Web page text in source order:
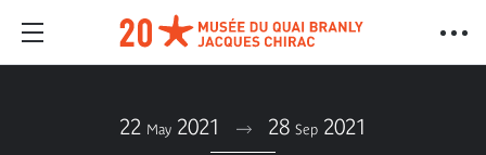
22 May 2021 28 Sep 2021